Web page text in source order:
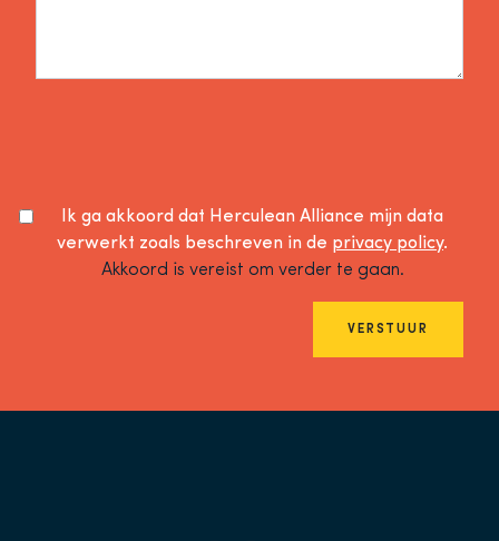
Ik ga akkoord dat Herculean Alliance mijn data
verwerkt zoals beschreven in de privacy policy.
Akkoord is vereist om verder te gaan.
VERSTUUR